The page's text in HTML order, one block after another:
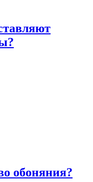
обоняния?